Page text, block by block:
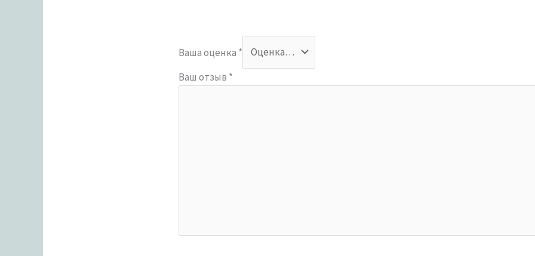
Ваша оценка *
Ваш отзыв *